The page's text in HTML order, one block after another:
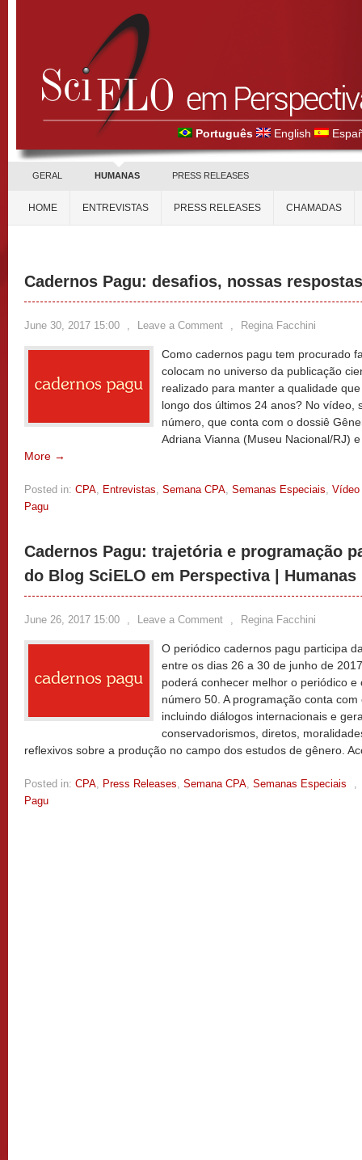
Português English
GERAL HUMANAS PRESS RELEASES
HOME ENTREVISTAS PRESS RELEASES CHAMADAS
Cadernos Pagu: desafios, nossas
June 30, 2017 15:00 , Leave a Comment , Regina Facchini
Como cadernos pagu tem procurado
colocam no universo da publicação
realizado para manter a qualidade
longo dos últimos 24 anos? No vídeo,
número, que conta com o dossiê
Adriana Vianna (Museu Nacional/RJ)
More →
Posted in: CPA, Entrevistas, Semana CPA, Semanas Especiais, Vídeo
Pagu
Cadernos Pagu: trajetória e programação
do Blog SciELO em Perspectiva | Humanas
June 26, 2017 15:00 , Leave a Comment , Regina Facchini
O periódico cadernos pagu participa
entre os dias 26 a 30 de junho de
poderá conhecer melhor o periódico
número 50. A programação conta
incluindo diálogos internacionais e
conservadorismos, diretos,
reflexivos sobre a produção no campo dos estudos de gênero.
Posted in: CPA, Press Releases, Semana CPA, Semanas Especiais
,
Pagu